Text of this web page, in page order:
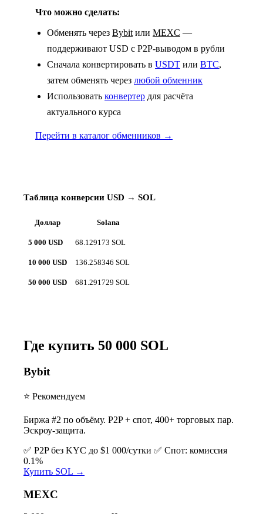
Что можно сделать:
Обменять через Bybit или MEXC —
поддерживают USD с P2P-выводом в рубли
Сначала конвертировать в USDT или BTC,
затем обменять через любой обменник
Использовать конвертер для расчёта
актуального курса
Перейти в каталог обменников →
Таблица конверсии USD → SOL
Доллар Solana
5 000 USD 68.129173 SOL
10 000 USD 136.258346 SOL
50 000 USD 681.291729 SOL
Где купить 50 000 SOL
Bybit
⭐ Рекомендуем
Биржа #2 по объёму. P2P + спот, 400+ торговых пар.
Эскроу-защита.
✅ P2P без KYC до $1 000/сутки ✅ Спот: комиссия
0.1%
Купить SOL →
MEXC